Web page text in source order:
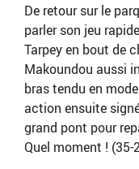
De retour sur le
parler son jeu
Tarpey en bout de
Makoundou aussi
bras tendu en
action ensuite
grand pont pour
Quel moment ! (35-